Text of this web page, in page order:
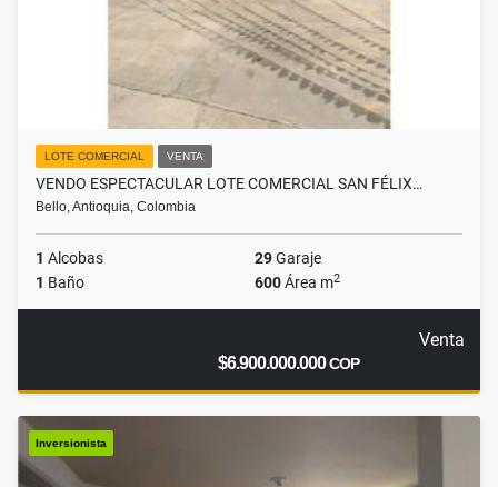
LOTE COMERCIAL VENTA
VENDO ESPECTACULAR LOTE COMERCIAL SAN FÉLIX…
Bello, Antioquia, Colombia
1 Alcobas 29Garaje
1 Baño 600Área m2
Venta
$6.900.000.000COP
Inversionista